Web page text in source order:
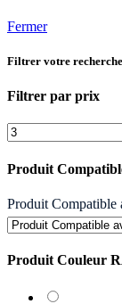
Fermer
Filtrer votre recherche
Filtrer par prix
Produit
Produit Compatible
Produit Couleur